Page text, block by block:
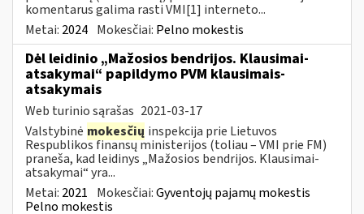
komentarus galima rasti VMI[1] interneto...
Metai: 2024 Mokesčiai: Pelno mokestis
Dėl leidinio „Mažosios bendrijos. Klausimai-
atsakymai“ papildymo PVM klausimais-
atsakymais
Web turinio sąrašas 2021-03-17
Valstybinė mokesčių inspekcija prie Lietuvos
Respublikos finansų ministerijos (toliau – VMI prie FM)
praneša, kad leidinys „Mažosios bendrijos. Klausimai-
atsakymai“ yra...
Metai: 2021 Mokesčiai:Gyventojų pajamų mokestis
Pelno mokestis